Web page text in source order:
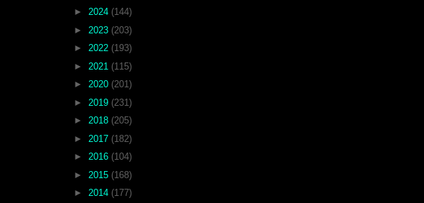
► 2024 (144)
► 2023 (203)
► 2022 (193)
► 2021 (115)
► 2020 (201)
► 2019 (231)
► 2018 (205)
► 2017 (182)
► 2016 (104)
► 2015 (168)
► 2014 (177)